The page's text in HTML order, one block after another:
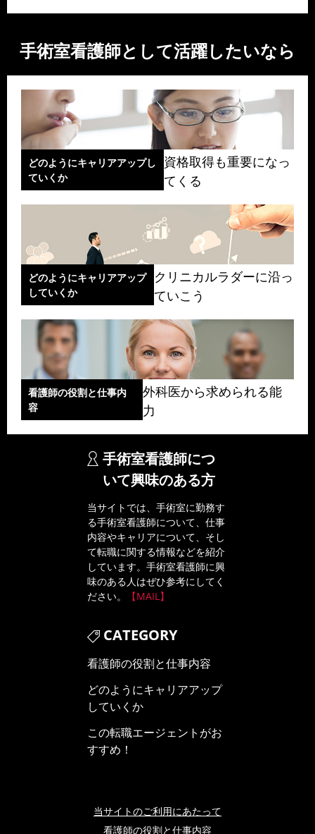
手術室看護師として活躍したいなら
どのようにキャリアアップし
ていくか
資格取得も重要になっ
てくる
どのようにキャリアアップ
していくか
クリニカルラダーに沿っ
ていこう
看護師の役割と仕事内
容
外科医から求められる能
力
手術室看護師につ
いて興味のある方
当サイトでは、手術室に勤務す
る手術室看護師について、仕事
内容やキャリアについて、そし
て転職に関する情報などを紹介
しています。手術室看護師に興
味のある人はぜひ参考にしてく
ださい。
【MAIL】
CATEGORY
看護師の役割と仕事内容
どのようにキャリアアップ
していくか
この転職エージェントがお
すすめ！
当サイトのご利用にあたって
看護師の役割と仕事内容